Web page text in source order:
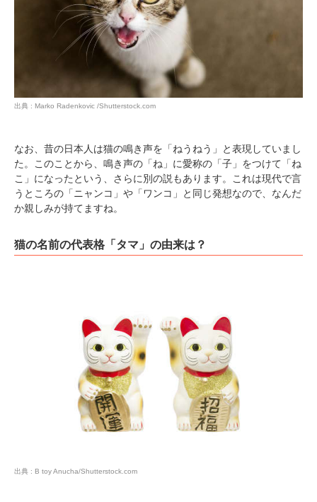
出典 : Marko Radenkovic /Shutterstock.com
なお、昔の日本人は猫の鳴き声を「ねうねう」と表現していまし
た。このことから、鳴き声の「ね」に愛称の「子」をつけて「ね
こ」になったという、さらに別の説もあります。これは現代で言
うところの「ニャンコ」や「ワンコ」と同じ発想なので、なんだ
か親しみが持てますね。
猫の名前の代表格「タマ」の由来は？
出典 : B toy Anucha/Shutterstock.com
閉じる
アプリで開く
アプリをダウンロードする